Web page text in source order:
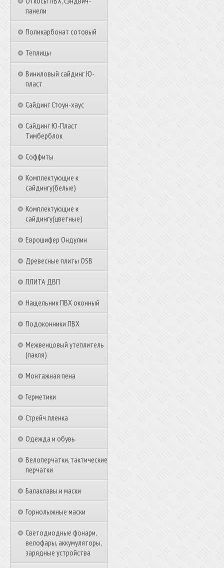
панели
Поликарбонат сотовый
Теплицы
Виниловый сайдинг Ю-
пласт
Сайдинг Стоун-хаус
Сайдинг Ю-Пласт
Тимберблок
Соффиты
Комплектующие к
сайдингу(белые)
Комплектующие к
сайдингу(цветные)
Еврошифер Ондулин
Древесные плиты OSB
ПЛИТА ДВП
Нащельник ПВХ оконный
Подоконники ПВХ
Межвенцовый утеплитель
(пакля)
Монтажная пена
Герметики
Стрейч пленка
Одежда и обувь
Велоперчатки, тактические
перчатки
Балаклавы и маски
Горнолыжные маски
Светодиодные фонари,
велофары, аккумуляторы,
зарядные устройства